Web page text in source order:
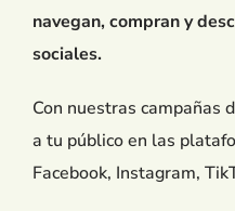
navegan, compran y
sociales.
Con nuestras campañas
a tu público en las
Facebook, Instagram,